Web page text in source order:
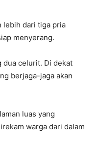
lebih dari tiga pria
menyerang.
dua celurit. Di dekat
berjaga-jaga akan
luas yang
warga dari dalam